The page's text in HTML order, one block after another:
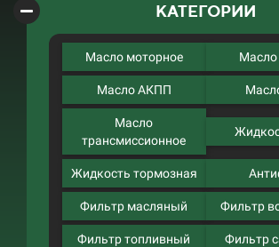
КАТЕГОРИИ
Масло моторное
Масло АКПП
Масло
трансмиссионное
Жидкость тормозная
Фильтр масляный Фильтр
Фильтр топливный Фильтр